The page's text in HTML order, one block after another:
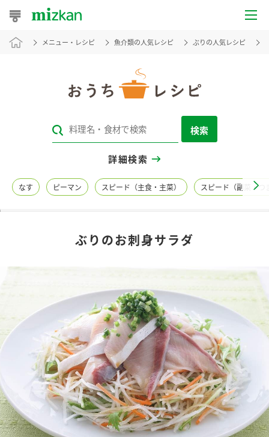
おうちレシピ
レシピカテゴリ一覧
レシピ名特集
調味酢
お酢ドリンク ぽん酢
みりん風・料理酒 鍋用調味料
新商品一覧
キャンペーン情報
ブランド・スペシャルサイト
ブランド・スペシャルサイト トップ
商品ブランドサイト
Fibee（ファイビー）
企業情報
メニュー・レシピ 魚介類の人気レシピ ぶりの人気レシピ
検索
詳細検索
なす ピーマン スピード（主食・主菜） スピード（副菜・つ
ぶりのお刺身サラダ